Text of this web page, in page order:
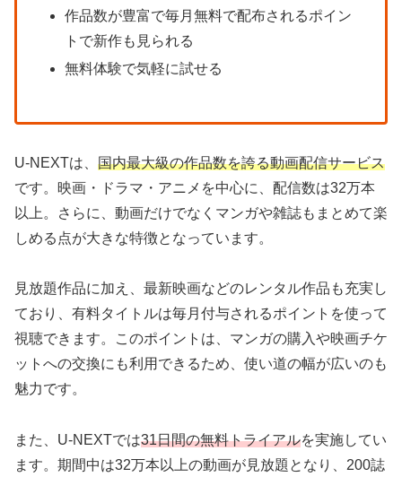
作品数が豊富で毎月無料で配布されるポイン
トで新作も見られる
無料体験で気軽に試せる
U-NEXTは、 国内最大級の作品数を誇る動画配信サービス
です。映画・ドラマ・アニメを中心に、配信数は32万本
以上。さらに、動画だけでなくマンガや雑誌もまとめて楽
しめる点が大きな特徴となっています。
見放題作品に加え、最新映画などのレンタル作品も充実し
ており、有料タイトルは毎月付与されるポイントを使って
視聴できます。このポイントは、マンガの購入や映画チケ
ットへの交換にも利用できるため、使い道の幅が広いのも
魅力です。
また、U-NEXTでは31日間の無料トライアルを実施してい
ます。期間中は32万本以上の動画が見放題となり、200誌